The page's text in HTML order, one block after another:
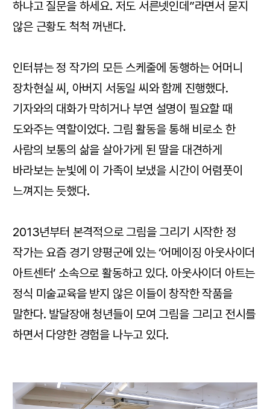
하냐고 질문을 하세요. 저도 서른넷인데”라면서 묻지
않은 근황도 척척 꺼낸다.
인터뷰는 정 작가의 모든 스케줄에 동행하는 어머니
장차현실 씨, 아버지 서동일 씨와 함께 진행했다.
기자와의 대화가 막히거나 부연 설명이 필요할 때
도와주는 역할이었다. 그림 활동을 통해 비로소 한
사람의 보통의 삶을 살아가게 된 딸을 대견하게
바라보는 눈빛에 이 가족이 보냈을 시간이 어렴풋이
느껴지는 듯했다.
2013년부터 본격적으로 그림을 그리기 시작한 정
작가는 요즘 경기 양평군에 있는 ‘어메이징 아웃사이더
아트센터’ 소속으로 활동하고 있다. 아웃사이더 아트는
정식 미술교육을 받지 않은 이들이 창작한 작품을
말한다. 발달장애 청년들이 모여 그림을 그리고 전시를
하면서 다양한 경험을 나누고 있다.